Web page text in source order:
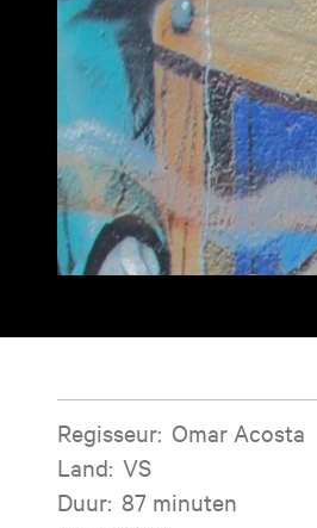
Filminformatie
Regisseur: Omar Acosta
Land: VS
Duur: 87 minuten